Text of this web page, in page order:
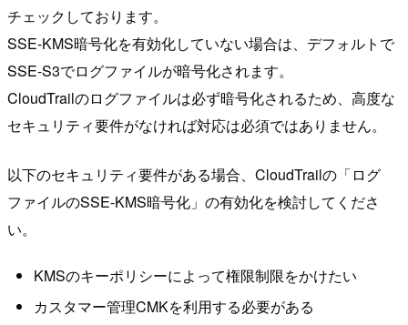
チェックしております。
SSE-KMS暗号化を有効化していない場合は、デフォルトで
SSE-S3でログファイルが暗号化されます。
CloudTrailのログファイルは必ず暗号化されるため、高度な
セキュリティ要件がなければ対応は必須ではありません。
以下のセキュリティ要件がある場合、CloudTrailの「ログ
ファイルのSSE-KMS暗号化」の有効化を検討してくださ
い。
KMSのキーポリシーによって権限制限をかけたい
カスタマー管理CMKを利用する必要がある